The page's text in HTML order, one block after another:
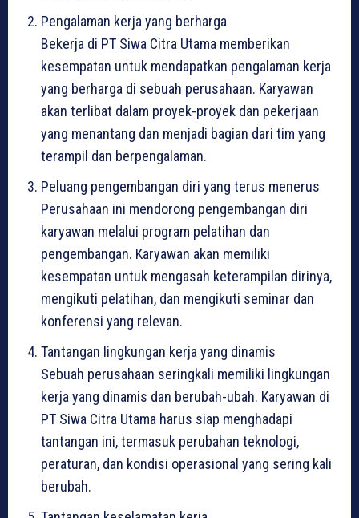
Pengalaman kerja yang berharga
Bekerja di PT Siwa Citra Utama memberikan
kesempatan untuk mendapatkan pengalaman kerja
yang berharga di sebuah perusahaan. Karyawan
akan terlibat dalam proyek-proyek dan pekerjaan
yang menantang dan menjadi bagian dari tim yang
terampil dan berpengalaman.
Peluang pengembangan diri yang terus menerus
Perusahaan ini mendorong pengembangan diri
karyawan melalui program pelatihan dan
pengembangan. Karyawan akan memiliki
kesempatan untuk mengasah keterampilan dirinya,
mengikuti pelatihan, dan mengikuti seminar dan
konferensi yang relevan.
Tantangan lingkungan kerja yang dinamis
Sebuah perusahaan seringkali memiliki lingkungan
kerja yang dinamis dan berubah-ubah. Karyawan di
PT Siwa Citra Utama harus siap menghadapi
tantangan ini, termasuk perubahan teknologi,
peraturan, dan kondisi operasional yang sering kali
berubah.